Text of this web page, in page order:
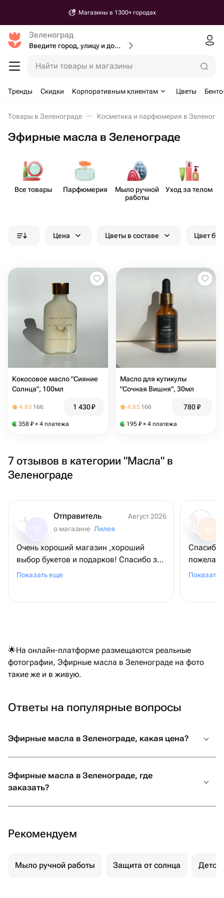
Магазины в 1300+ городах
Зеленоград
Введите город, улицу и дом доставки
Найти товары и магазины
Тренды Скидки Корпоративным клиентам Цветы
Товары в Зеленограде Косметика и парфюмерия в
Эфирные масла в Зеленограде
Все товары Парф​юмерия
Мыло ручной
работы
Уход за телом
Цена Цветы в составе Цвет
Кокосовое масло "Сияние
Солнца", 100мл
4.85 166 1 430₽
358 ₽ × 4 платежа
Масло для кутикулы
"Сочная Вишня", 30мл
4.85 166 780₽
195 ₽ × 4 платежа
7 отзывов в категории "Масла" в
Зеленограде
Отправитель
Август 2026
о магазине Лилея
Очень хороший магазин ,хороший
выбор букетов и подарков! Спасибо за
прекрасный букет!
Показать еще
О
Спасибо
Показать
🌟На онлайн-платформе размещаются реальные
фотографии, Эфирные масла в Зеленограде на фото
такие же и в живую.
Ответы на популярные вопросы
Эфирные масла в Зеленограде, какая цена?
Эфирные масла в Зеленограде, где
заказать?
Рекомендуем
Мыло ручной работы Защита от солнца